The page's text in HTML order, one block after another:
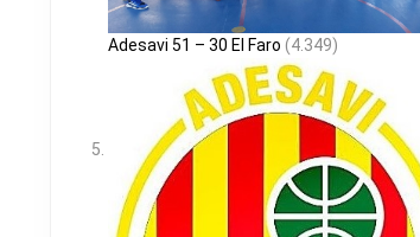
Adesavi 51 – 30 El Faro (4.349)